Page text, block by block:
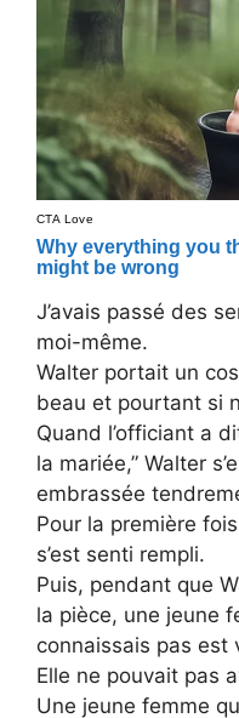
J’avais passé des
moi-même.
Walter portait un
beau et pourtant si
Quand l’officiant a
la mariée,” Walter
embrassée
Pour la première
s’est senti rempli.
Puis, pendant que
la pièce, une jeune
connaissais pas est
Elle ne pouvait pas
Une jeune femme